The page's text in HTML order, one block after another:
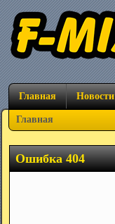
Главная Новости
Главная
Ошибка 404